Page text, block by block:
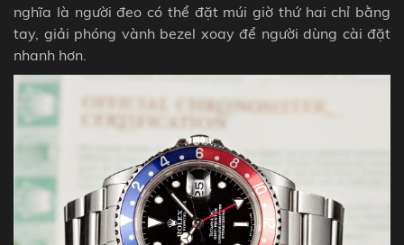
nghĩa là người đeo có thể đặt múi giờ thứ hai chỉ bằng
tay, giải phóng vành bezel xoay để người dùng cài đặt
nhanh hơn.